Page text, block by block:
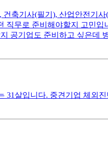
축기사(필기), 산업안전기
직무로 준비해야할지 고민입
공기업도 준비하고 싶은데
31살입니다. 중견기업 체외